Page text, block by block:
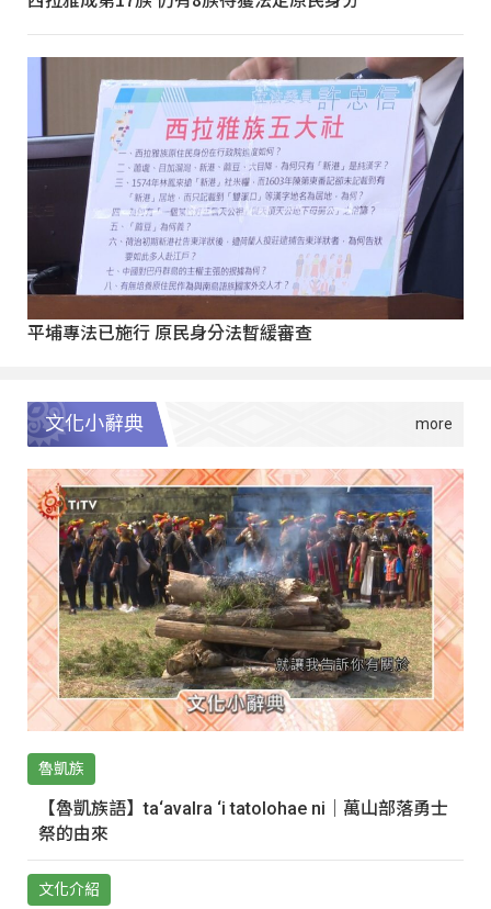
平埔專法已施行 原民身分法暫緩審查
文化小辭典
魯凱族
【魯凱族語】ta‘avalra ‘i tatolohae ni｜萬山部落勇士
祭的由來
文化介紹